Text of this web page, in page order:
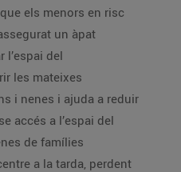
els menors en risc
un àpat
l’espai del
les mateixes
i nenes i ajuda a reduir
accés a l’espai del
de famílies
a la tarda, perdent